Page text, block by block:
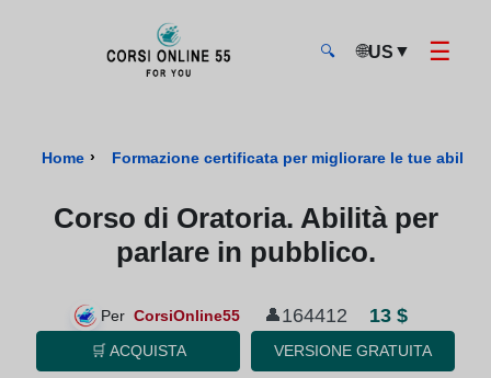
🔍 🌐US ▼ ☰
Home › Formazione certificata per migliorare le tue abilità
Corso di Oratoria. Abilità per
parlare in pubblico.
Per CorsiOnline55 👤164412 13 $
🛒 ACQUISTA VERSIONE GRATUITA